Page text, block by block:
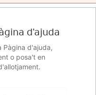
d'ajuda
Pàgina d'ajuda,
o posa't en